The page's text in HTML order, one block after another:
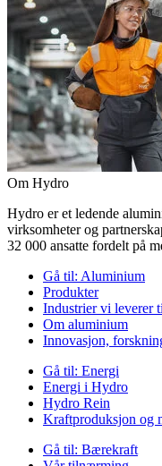
Om Hydro
Hydro er et ledende
virksomheter og
32 000 ansatte fordelt på
Gå til: Aluminium
Produkter
Industrier vi leverer
Om aluminium
Innovasjon,
Gå til: Energi
Energi i Hydro
Hydro Rein
Kraftproduksjon og
Gå til: Bærekraft